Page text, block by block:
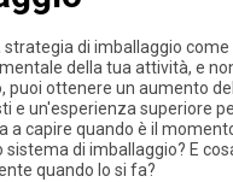
strategia di imballaggio come
della tua attività, e
puoi ottenere un aumento
e un'esperienza superiore
a capire quando è il
di imballaggio? E
quando lo si fa?